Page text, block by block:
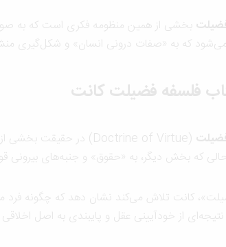
بخشی از همین منظومه فکری است که به
که به «صفات درونی انسان» و شکل‌گیری منش
فلسفه فضیلت کانت
(Doctrine of Virtue) در حقیقت بخشی از اثر بزرگ‌تر کانت با عنوان
حالی که بخش دیگر، به «حقوق» و جنبه‌های بیرونی
کانت تلاش می‌کند نشان دهد که چگونه فرد
از خودآیینی عقل و پایبندی به اصل